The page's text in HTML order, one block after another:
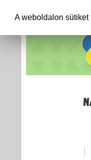
|
A weboldalon